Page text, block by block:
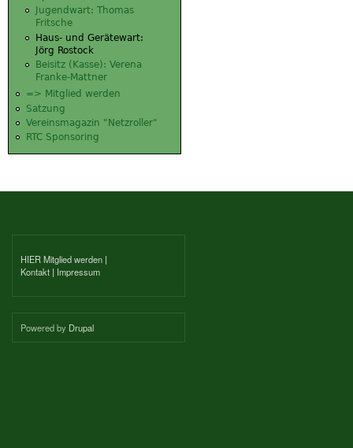
Jugendwart: Thomas
Fritsche
Haus- und Gerätewart:
Jörg Rostock
Beisitz (Kasse): Verena
Franke-Mattner
=> Mitglied werden
Satzung
Vereinsmagazin "Netzroller"
RTC Sponsoring
HIER Mitglied werden |
Kontakt | Impressum
Powered by Drupal